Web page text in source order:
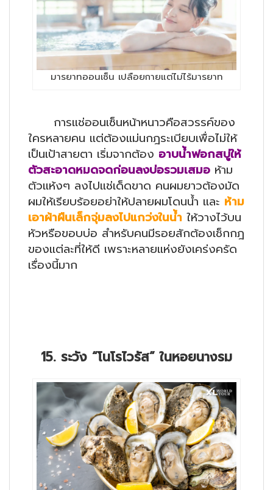
มารยาทออนเซ็น เปลือยกายแต่ไม่ไร้มารยาท
การแช่ออนเซ็นหน้าหนาวคือสวรรค์ของ
ใครหลายคน แต่ต้องแม่นกฎระเบียบเพื่อไม่ให้
เป็นเป้าสายตา เริ่มจากต้อง อาบน้ำฟอกสบู่ให้
ตัวสะอาดหมดจดก่อนลงบ่อรวมเสมอ ห้าม
ตัวแห้งๆ ลงไปแช่เด็ดขาด คนผมยาวต้องมัด
ผมให้เรียบร้อยอย่าให้ปลายผมโดนน้ำ และ ห้าม
เอาผ้าผืนเล็กจุ่มลงไปแกว่งในน้ำ ให้วางไว้บน
หัวหรือขอบบ่อ สำหรับคนมีรอยสักต้องเช็กกฎ
ของแต่ละที่ให้ดี เพราะหลายแห่งยังเคร่งครัด
เรื่องนี้มาก
15. ระวัง “โนโรไวรัส” ในหอยนางรม